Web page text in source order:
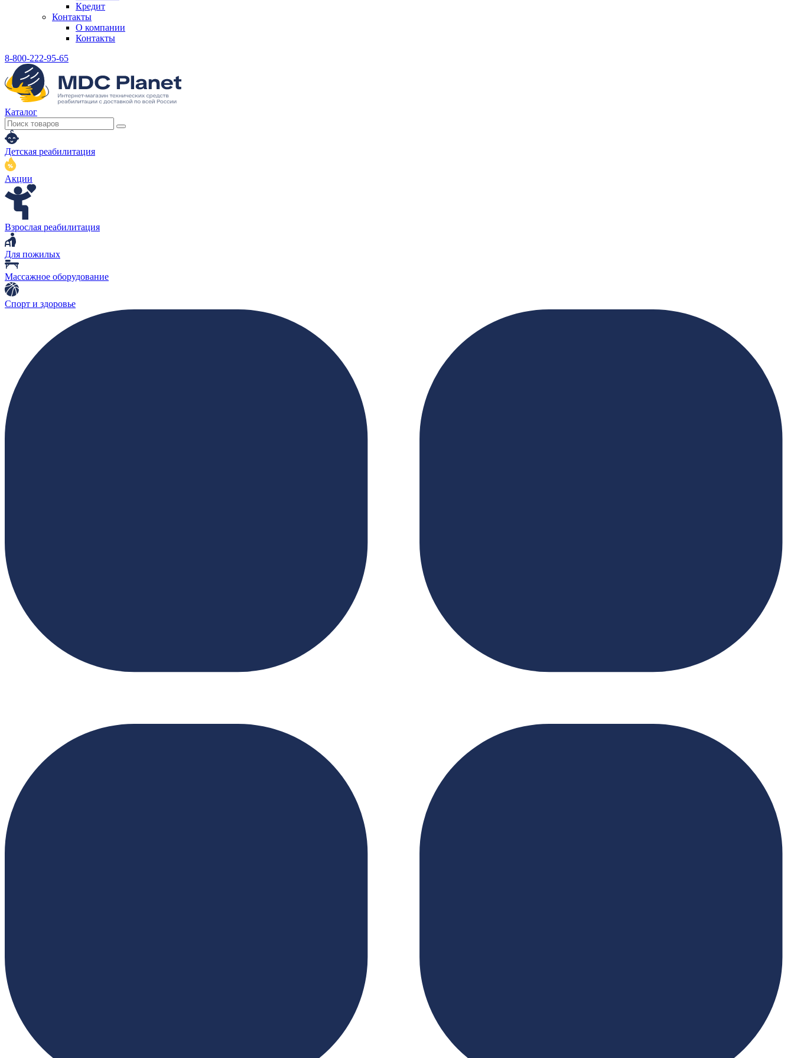
Кредит
Контакты
О компании
Контакты
8-800-222-95-65
Каталог
Детская реабилитация
Акции
Взрослая реабилитация
Для пожилых
Массажное оборудование
Спорт и здоровье